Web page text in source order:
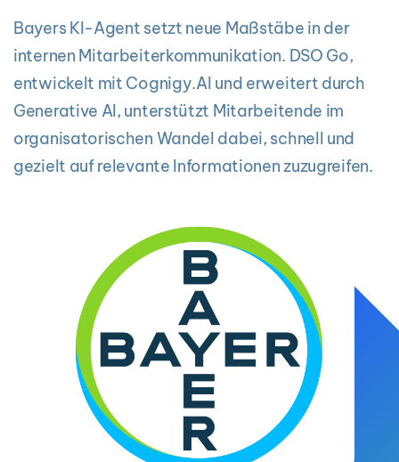
Bayers KI-Agent setzt neue Maßstäbe in der
internen Mitarbeiterkommunikation. DSO Go,
entwickelt mit Cognigy.AI und erweitert durch
Generative AI, unterstützt Mitarbeitende im
organisatorischen Wandel dabei, schnell und
gezielt auf relevante Informationen zuzugreifen.